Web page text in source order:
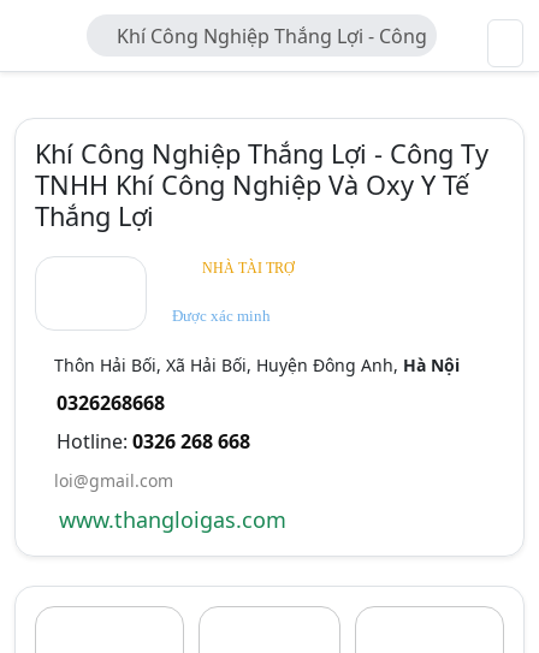
Khí Công Nghiệp Thắng Lợi - Công
Ty TNHH Khí Công Nghiệp Và Oxy Y
Khí Công Nghiệp Thắng Lợi - Công Ty
TNHH Khí Công Nghiệp Và Oxy Y Tế
Thắng Lợi
NHÀ TÀI TRỢ
Được xác minh
Thôn Hải Bối, Xã Hải Bối, Huyện Đông Anh, Hà Nội
0326268668
Hotline: 0326 268 668
loi@gmail.com
www.thangloigas.com